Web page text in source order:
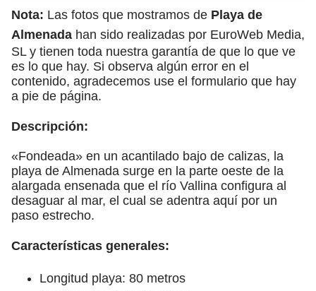
Nota: Las fotos que mostramos de Playa de
Almenada han sido realizadas por EuroWeb Media,
SL y tienen toda nuestra garantía de que lo que ve
es lo que hay. Si observa algún error en el
contenido, agradecemos use el formulario que hay
a pie de página.
Descripción:
«Fondeada» en un acantilado bajo de calizas, la
playa de Almenada surge en la parte oeste de la
alargada ensenada que el río Vallina configura al
desaguar al mar, el cual se adentra aquí por un
paso estrecho.
Características generales:
Longitud playa: 80 metros